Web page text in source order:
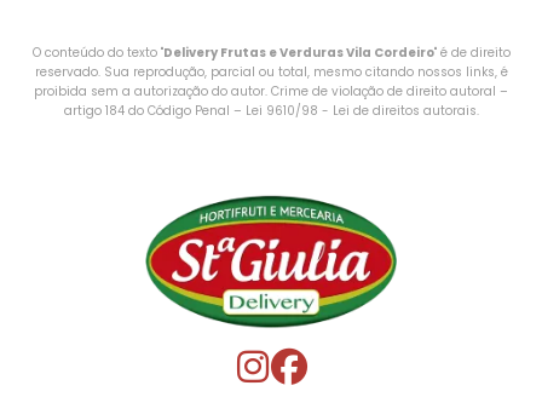
O conteúdo do texto "Delivery Frutas e Verduras Vila Cordeiro" é de direito
reservado. Sua reprodução, parcial ou total, mesmo citando nossos links, é
proibida sem a autorização do autor. Crime de violação de direito autoral –
artigo 184 do Código Penal – Lei 9610/98 - Lei de direitos autorais.